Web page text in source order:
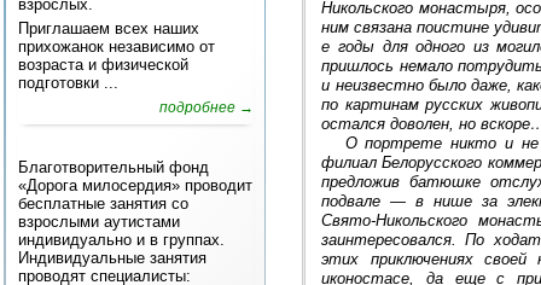
взрослых.
Приглашаем всех наших
прихожанок независимо от
возраста и физической
подготовки ...
подробнее →
Благотворительный фонд
«Дорога милосердия» проводит
бесплатные занятия со
взрослыми аутистами
индивидуально и в группах.
Индивидуальные занятия
проводят специалисты:
Никольского монастыря,
ним связана поистине
е годы для одного из
пришлось немало
и неизвестно было даже,
по картинам русских
остался доволен, но
О портрете никто и не
филиал Белорусского
предложив батюшке
подвале — в нише за
Свято-Никольского
заинтересовался. По
этих приключениях
иконостасе, да еще с